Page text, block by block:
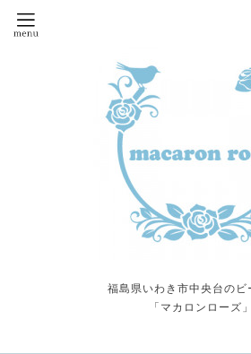
福島県いわき市中央台のビ
「マカロンローズ」